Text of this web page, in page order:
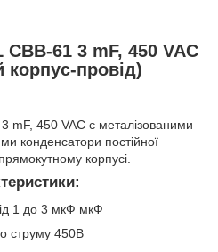
61 3 mF, 450 VAC
корпус-провід)
mF, 450 VAC є металізованими
конденсатори постійної
корпусі.
1 до 3 мкФ мкФ
струму 450В